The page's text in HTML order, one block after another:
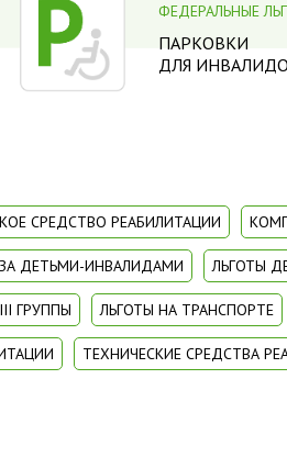
ФЕДЕРАЛЬНЫЕ
ПАРКОВКИ
ДЛЯ
СРЕДСТВО РЕАБИЛИТАЦИИ
ДЕТЬМИ-ИНВАЛИДАМИ ЛЬГОТЫ
ГРУППЫ ЛЬГОТЫ НА ТРАНСПОРТЕ
ТЕХНИЧЕСКИЕ СРЕДСТВА